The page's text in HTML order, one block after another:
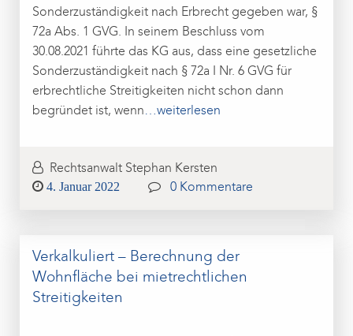
Sonderzuständigkeit nach Erbrecht gegeben war, §
72a Abs. 1 GVG. In seinem Beschluss vom
30.08.2021 führte das KG aus, dass eine gesetzliche
Sonderzuständigkeit nach § 72a I Nr. 6 GVG für
erbrechtliche Streitigkeiten nicht schon dann
begründet ist, wenn…weiterlesen
Rechtsanwalt Stephan Kersten
Posted
4. Januar 2022 0 Kommentare
Verkalkuliert – Berechnung der
Wohnfläche bei mietrechtlichen
Streitigkeiten